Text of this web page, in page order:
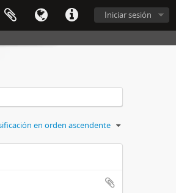
Iniciar sesión
en orden ascendente